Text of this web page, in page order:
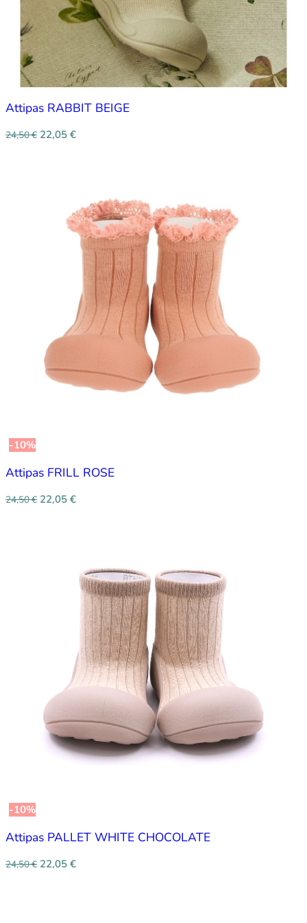
Attipas RABBIT BEIGE
24,50€ 22,05 €
-10%
Attipas FRILL ROSE
24,50€ 22,05 €
-10%
Attipas PALLET WHITE CHOCOLATE
24,50€ 22,05 €